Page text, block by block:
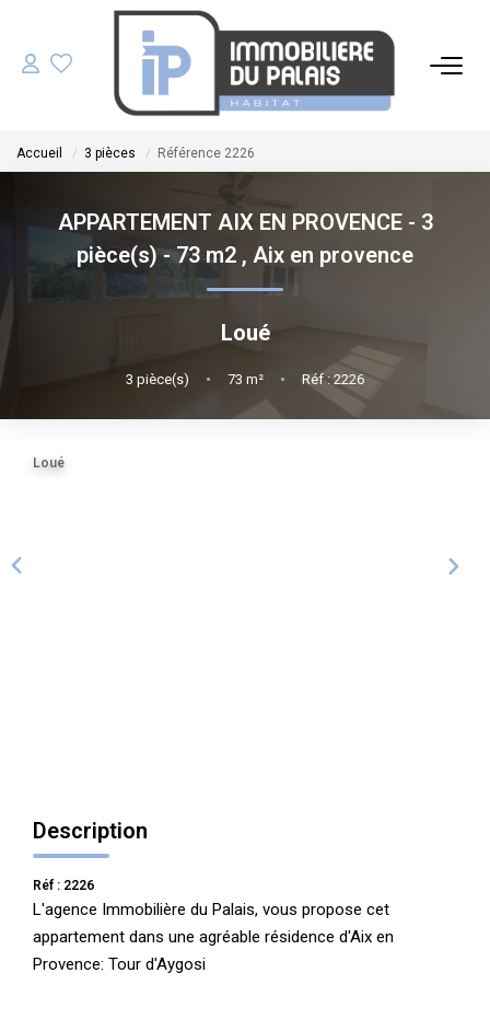
ACHETER
LOUER
NOS AGENCES
Accueil 3 pièces Référence 2226
APPARTEMENT AIX EN PROVENCE - 3
pièce(s) - 73 m2 , Aix en provence
Loué
3 pièce(s) • 73 m² • Réf : 2226
Loué
Description
Réf : 2226
L'agence Immobilière du Palais, vous propose cet
appartement dans une agréable résidence d'Aix en
Provence: Tour d'Aygosi